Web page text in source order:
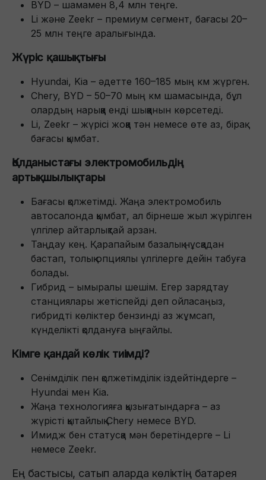
BYD – шамамен 8,4 млн теңге.
Li және Zeekr – премиум сегмент, бағасы 20–
25 млн теңге аралығында.
Жүріс қашықтығы
Hyundai, Kia – әдетте 160–185 мың км жүрген.
Chery, BYD – 50–70 мың км шамасында, бұл
олардың нарыққа енді шыққанын көрсетеді.
Li, Zeekr – жүрісі жоққа тән немесе өте аз, бірақ
бағасы қымбат.
Қолданыстағы электромобильдің
артықшылықтары
Бағасы қолжетімді. Жаңа электромобиль
автосалонда қымбат, ал бірнеше жыл жүрілген
үлгілер айтарлықтай арзан.
Таңдау кең. Қарапайым базалық нұсқадан
бастап, толық опциялы үлгілерге дейін табуға
болады.
Гибрид – ымыралы шешім. Егер зарядтау
станциялары жетіспейді деп ойласаңыз,
гибридті көліктер бензинді аз жұмсап,
күнделікті қолдануға ыңғайлы.
Кімге қандай көлік тиімді?
Сенімділік пен қолжетімділік іздейтіндерге –
Hyundai мен Kia.
Жаңа технологияға қызығатындарға – аз
жүрісті қытайлық Chery немесе BYD.
Имидж бен статусқа мән беретіндерге – Li
немесе Zeekr.
Ең бастысы, сатып аларда көліктің батарея